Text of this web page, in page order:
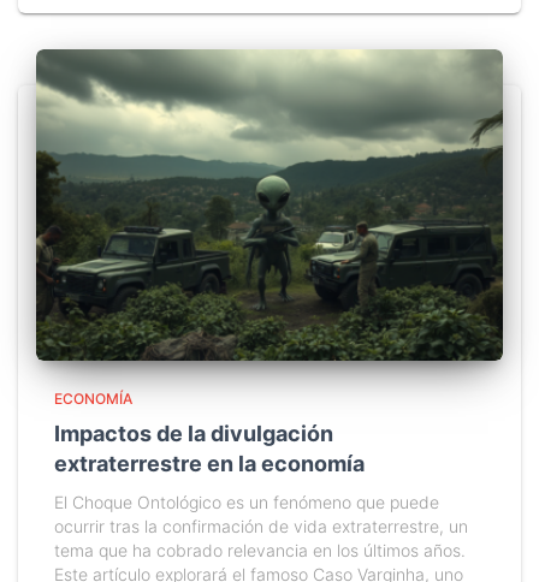
ECONOMÍA
Impactos de la divulgación
extraterrestre en la economía
El Choque Ontológico es un fenómeno que puede
ocurrir tras la confirmación de vida extraterrestre, un
tema que ha cobrado relevancia en los últimos años.
Este artículo explorará el famoso Caso Varginha, uno